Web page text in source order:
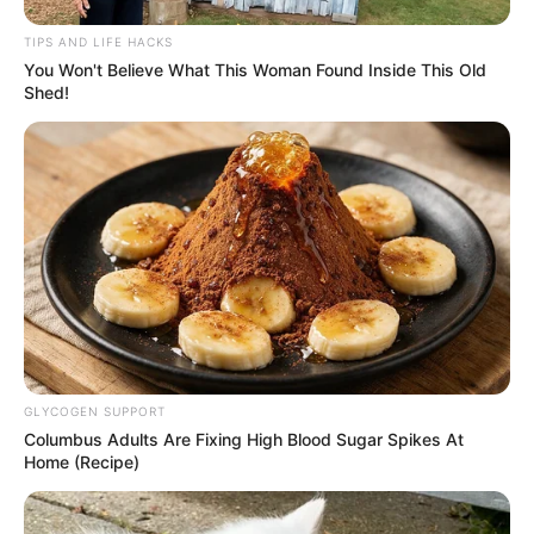
Profesi: Model, Aktor
Hobi: Menonton Film
Facebook: –
Twitter: –
Instagram:@skawngur
TikTok: –
YouTube: –
Fakta Menarik
Ia merupakan anak tunggal di keluarganya.
Berasal dari keluarga yang sederhana.
penuh karena tidak punya uang.
TIPS AND LIFE HACKS
You Won't Believe What This Woman Found Inside This Old
Shed!
GLYCOGEN SUPPORT
Columbus Adults Are Fixing High Blood Sugar Spikes At
Home (Recipe)